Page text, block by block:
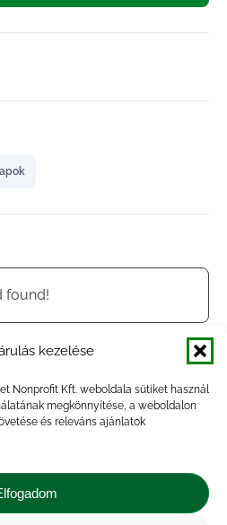
kezelése
Nonprofit Kft. weboldala sütiket használ
megkönnyítése, a weboldalon
és releváns ajánlatok
found!
Updated 2021.01.27.
ShareShareShare